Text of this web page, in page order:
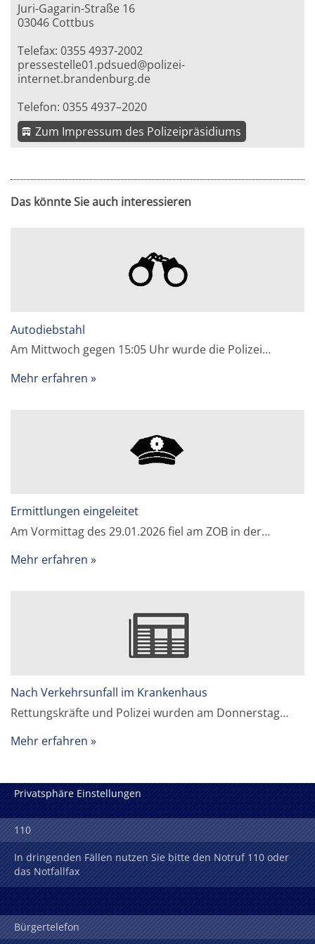
Juri-Gagarin-Straße 16
03046 Cottbus
Telefax: 0355 4937-2002
pressestelle01.pdsued@polizei-
internet.brandenburg.de
Telefon: 0355 4937–2020
Zum Impressum des Polizeipräsidiums
Das könnte Sie auch interessieren
Autodiebstahl
Am Mittwoch gegen 15:05 Uhr wurde die Polizei…
Mehr erfahren
Ermittlungen eingeleitet
Am Vormittag des 29.01.2026 fiel am ZOB in der…
Mehr erfahren
Nach Verkehrsunfall im Krankenhaus
Rettungskräfte und Polizei wurden am Donnerstag…
Mehr erfahren
Privatsphäre Einstellungen
110
In dringenden Fällen nutzen Sie bitte den Notruf 110 oder
das Notfallfax
Bürgertelefon